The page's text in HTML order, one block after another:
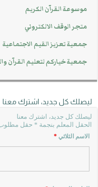
القرآن الكريم
الوقف الالكتروني
تعزيز القيم الاجتماعية
خياركم لتعليم القرآن والسنة
كل جديد، اشترك معنا
كل جديد، اشترك معنا
المعلم بنجمة * حقل مطلوب
الثلاثي*